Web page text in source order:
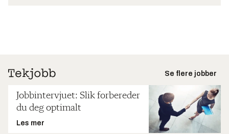
Se flere jobber
Jobbintervjuet: Slik forbereder
du deg optimalt
Les mer